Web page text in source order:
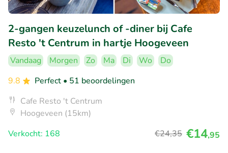
2-gangen keuzelunch of -diner bij Cafe
Resto 't Centrum in hartje Hoogeveen
Vandaag Morgen Zo Ma Di Wo
Do
9.8
Perfect • 51 beoordelingen
Cafe Resto 't Centrum
Hoogeveen (15km)
Verkocht: 168
€24,35 €14,95